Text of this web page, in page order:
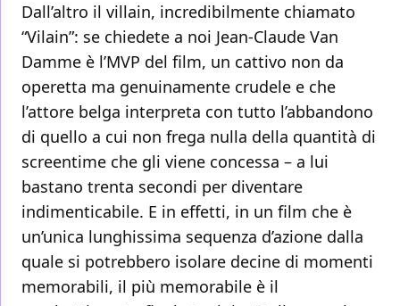
Dall’altro il villain, incredibilmente chiamato
“Vilain”: se chiedete a noi Jean-Claude Van
Damme è l’MVP del film, un cattivo non da
operetta ma genuinamente crudele e che
l’attore belga interpreta con tutto l’abbandono
di quello a cui non frega nulla della quantità di
screentime che gli viene concessa – a lui
bastano trenta secondi per diventare
indimenticabile. E in effetti, in un film che è
un’unica lunghissima sequenza d’azione dalla
quale si potrebbero isolare decine di momenti
memorabili, il più memorabile è il